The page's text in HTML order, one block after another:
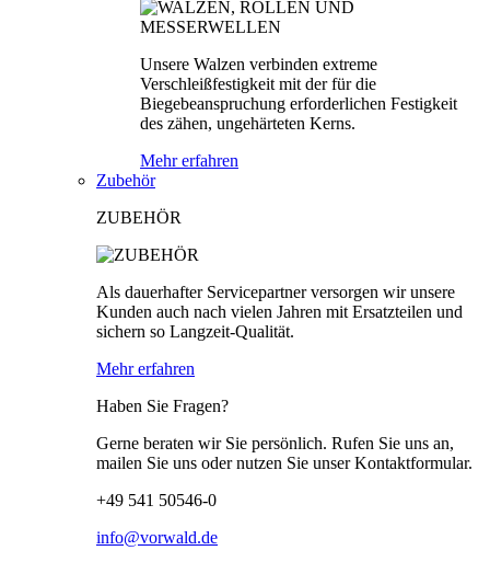
Unsere Walzen verbinden extreme
Verschleißfestigkeit mit der für die
Biegebeanspruchung erforderlichen Festigkeit
des zähen, ungehärteten Kerns.
Mehr erfahren
Zubehör
ZUBEHÖR
Als dauerhafter Servicepartner versorgen wir unsere
Kunden auch nach vielen Jahren mit Ersatzteilen und
sichern so Langzeit-Qualität.
Mehr erfahren
Haben Sie Fragen?
Gerne beraten wir Sie persönlich. Rufen Sie uns an,
mailen Sie uns oder nutzen Sie unser Kontaktformular.
+49 541 50546-0
info@vorwald.de